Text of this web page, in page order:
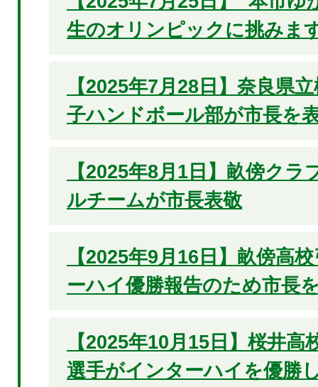
生のオリンピックに挑みま
【2025年7月28日】奈良県
子ハンドボール部が市長を
【2025年8月1日】畝傍クラ
ルチームが市長表敬
【2025年9月16日】畝傍高
ーハイ優勝報告のため市長
【2025年10月15日】桜井
選手がインターハイを優勝